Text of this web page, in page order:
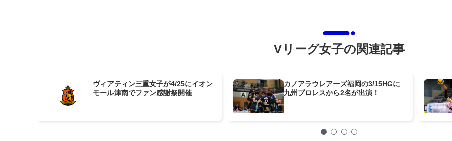
Vリーグ女子の関連記事
ヴィアティン三重女子が4/25にイオン
モール津南でファン感謝祭開催
カノアラウレアーズ福岡の3/15HGに
九州プロレスから2名が出演！